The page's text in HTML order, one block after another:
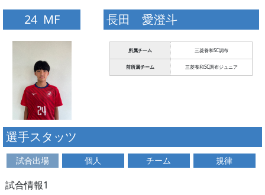
24 MF 長田 愛澄斗
所属チーム 三菱養和SC調布
前所属チーム 三菱養和SC調布ジュニア
選手スタッツ
試合出場 個人 チーム 規律
試合情報1